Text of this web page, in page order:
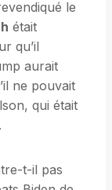
le
était
qu’il
aurait
ne pouvait
qui était
t-il pas